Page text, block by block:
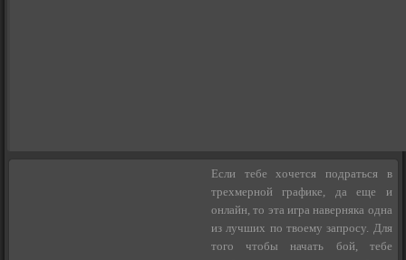
Если тебе хочется подраться в
трехмерной графике, да еще и
онлайн, то эта игра наверняка одна
из лучших по твоему запросу. Для
того чтобы начать бой, тебе